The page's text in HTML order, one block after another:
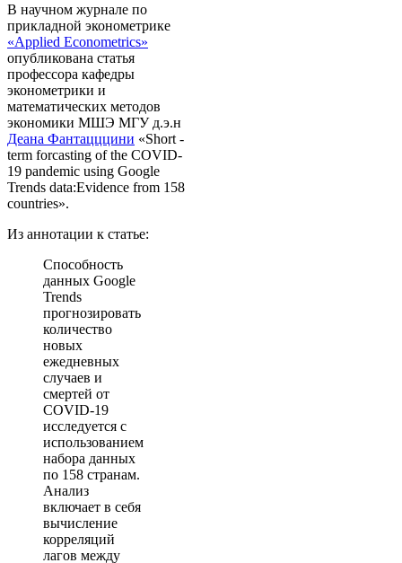
В научном журнале по
прикладной эконометрике
«Applied Econometrics»
опубликована статья
профессора кафедры
эконометрики и
математических методов
экономики МШЭ МГУ д.э.н
Деана Фантацццини «Short -
term forcasting of the COVID-
19 pandemic using Google
Trends data:Evidence from 158
countries».
Из аннотации к статье:
Способность
данных Google
Trends
прогнозировать
количество
новых
ежедневных
случаев и
смертей от
COVID-19
исследуется с
использованием
набора данных
по 158 странам.
Анализ
включает в себя
вычисление
корреляций
лагов между